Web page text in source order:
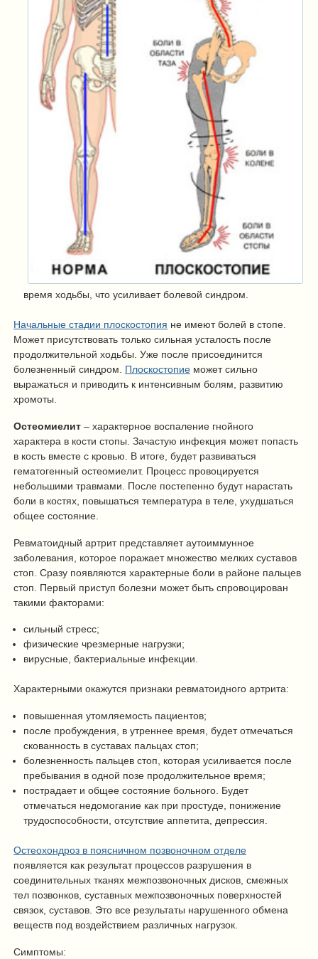
время ходьбы, что усиливает болевой синдром.
Начальные стадии плоскостопия не имеют болей в стопе.
Может присутствовать только сильная усталость после
продолжительной ходьбы. Уже после присоединится
болезненный синдром. Плоскостопие может сильно
выражаться и приводить к интенсивным болям, развитию
хромоты.
Остеомиелит – характерное воспаление гнойного
характера в кости стопы. Зачастую инфекция может попасть
в кость вместе с кровью. В итоге, будет развиваться
гематогенный остеомиелит. Процесс провоцируется
небольшими травмами. После постепенно будут нарастать
боли в костях, повышаться температура в теле, ухудшаться
общее состояние.
Ревматоидный артрит представляет аутоиммунное
заболевания, которое поражает множество мелких суставов
стоп. Сразу появляются характерные боли в районе пальцев
стоп. Первый приступ болезни может быть спровоцирован
такими факторами:
сильный стресс;
физические чрезмерные нагрузки;
вирусные, бактериальные инфекции.
Характерными окажутся признаки ревматоидного артрита:
повышенная утомляемость пациентов;
после пробуждения, в утреннее время, будет отмечаться
скованность в суставах пальцах стоп;
болезненность пальцев стоп, которая усиливается после
пребывания в одной позе продолжительное время;
пострадает и общее состояние больного. Будет
отмечаться недомогание как при простуде, понижение
трудоспособности, отсутствие аппетита, депрессия.
Остеохондроз в поясничном позвоночном отделе
появляется как результат процессов разрушения в
соединительных тканях межпозвоночных дисков, смежных
тел позвонков, суставных межпозвоночных поверхностей
связок, суставов. Это все результаты нарушенного обмена
веществ под воздействием различных нагрузок.
Симптомы: